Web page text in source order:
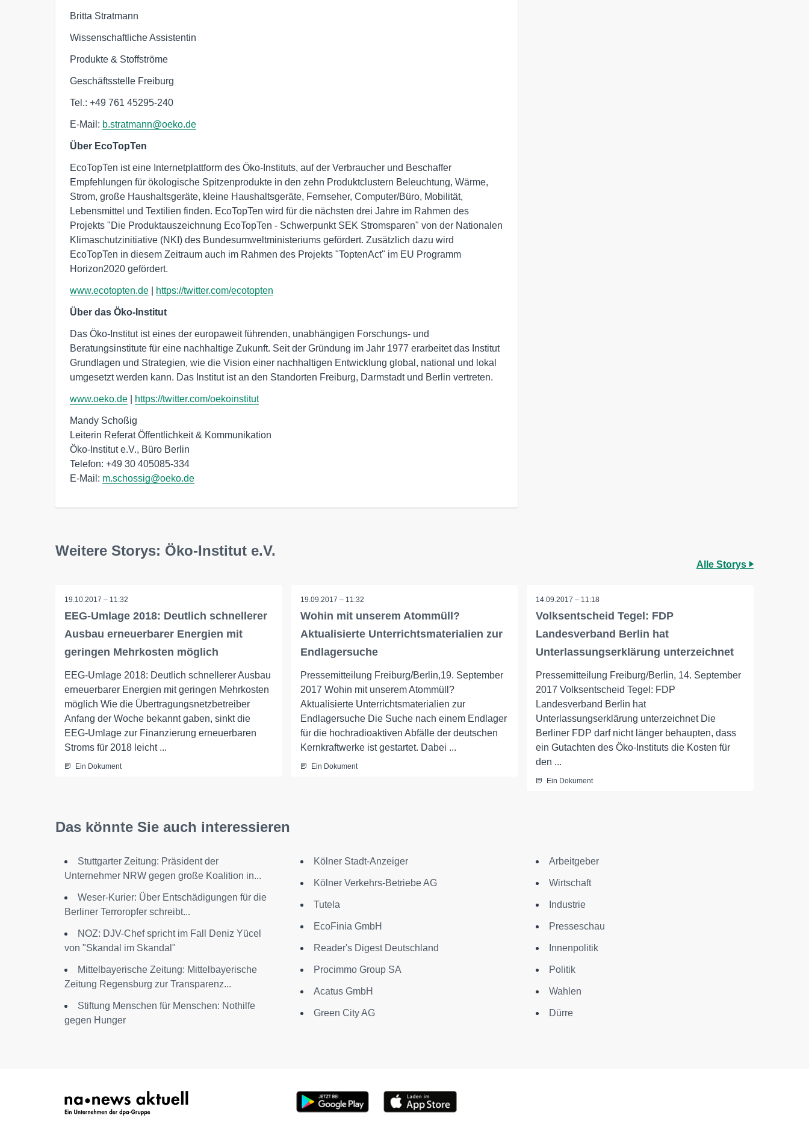
Britta Stratmann
Wissenschaftliche Assistentin
Produkte & Stoffströme
Geschäftsstelle Freiburg
Tel.: +49 761 45295-240
E-Mail: b.stratmann@oeko.de
Über EcoTopTen
EcoTopTen ist eine Internetplattform des Öko-Instituts, auf der Verbraucher und Beschaffer
Empfehlungen für ökologische Spitzenprodukte in den zehn Produktclustern Beleuchtung, Wärme,
Strom, große Haushaltsgeräte, kleine Haushaltsgeräte, Fernseher, Computer/Büro, Mobilität,
Lebensmittel und Textilien finden. EcoTopTen wird für die nächsten drei Jahre im Rahmen des
Projekts "Die Produktauszeichnung EcoTopTen - Schwerpunkt SEK Stromsparen" von der Nationalen
Klimaschutzinitiative (NKI) des Bundesumweltministeriums gefördert. Zusätzlich dazu wird
EcoTopTen in diesem Zeitraum auch im Rahmen des Projekts "ToptenAct" im EU Programm
Horizon2020 gefördert.
www.ecotopten.de https://twitter.com/ecotopten
Über das Öko-Institut
Das Öko-Institut ist eines der europaweit führenden, unabhängigen Forschungs- und
Beratungsinstitute für eine nachhaltige Zukunft. Seit der Gründung im Jahr 1977 erarbeitet das Institut
Grundlagen und Strategien, wie die Vision einer nachhaltigen Entwicklung global, national und lokal
umgesetzt werden kann. Das Institut ist an den Standorten Freiburg, Darmstadt und Berlin vertreten.
www.oeko.de https://twitter.com/oekoinstitut
Mandy Schoßig
Leiterin Referat Öffentlichkeit & Kommunikation
Öko-Institut e.V., Büro Berlin
Telefon: +49 30 405085-334
E-Mail: m.schossig@oeko.de
Weitere Storys: Öko-Institut e.V.
Alle Storys
19.10.2017 – 11:32
EEG-Umlage 2018: Deutlich schnellerer
Ausbau erneuerbarer Energien mit
geringen Mehrkosten möglich
EEG-Umlage 2018: Deutlich schnellerer Ausbau
erneuerbarer Energien mit geringen Mehrkosten
möglich Wie die Übertragungsnetzbetreiber
Anfang der Woche bekannt gaben, sinkt die
EEG-Umlage zur Finanzierung erneuerbaren
Stroms für 2018 leicht ...
Ein Dokument
19.09.2017 – 11:32
Wohin mit unserem Atommüll?
Aktualisierte Unterrichtsmaterialien zur
Endlagersuche
Pressemitteilung Freiburg/Berlin,19. September
2017 Wohin mit unserem Atommüll?
Aktualisierte Unterrichtsmaterialien zur
Endlagersuche Die Suche nach einem Endlager
für die hochradioaktiven Abfälle der deutschen
Kernkraftwerke ist gestartet. Dabei ...
Ein Dokument
14.09.2017 – 11:18
Volksentscheid Tegel: FDP
Landesverband Berlin hat
Unterlassungserklärung unterzeichnet
Pressemitteilung Freiburg/Berlin, 14. September
2017 Volksentscheid Tegel: FDP
Landesverband Berlin hat
Unterlassungserklärung unterzeichnet Die
Berliner FDP darf nicht länger behaupten, dass
ein Gutachten des Öko-Instituts die Kosten für
den ...
Ein Dokument
Das könnte Sie auch interessieren
Stuttgarter Zeitung: Präsident der
Unternehmer NRW gegen große Koalition in...
Weser-Kurier: Über Entschädigungen für die
Berliner Terroropfer schreibt...
NOZ: DJV-Chef spricht im Fall Deniz Yücel
von "Skandal im Skandal"
Mittelbayerische Zeitung: Mittelbayerische
Zeitung Regensburg zur Transparenz...
Stiftung Menschen für Menschen: Nothilfe
gegen Hunger
Kölner Stadt-Anzeiger
Kölner Verkehrs-Betriebe AG
Tutela
EcoFinia GmbH
Reader's Digest Deutschland
Procimmo Group SA
Acatus GmbH
Green City AG
Arbeitgeber
Wirtschaft
Industrie
Presseschau
Innenpolitik
Politik
Wahlen
Dürre